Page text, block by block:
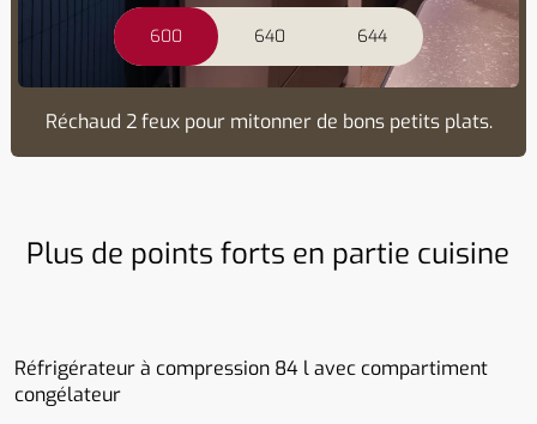
600 640 644
Réchaud 2 feux pour mitonner de bons petits plats.
Plus de points forts en partie cuisine
Réfrigérateur à compression 84 l avec compartiment
congélateur